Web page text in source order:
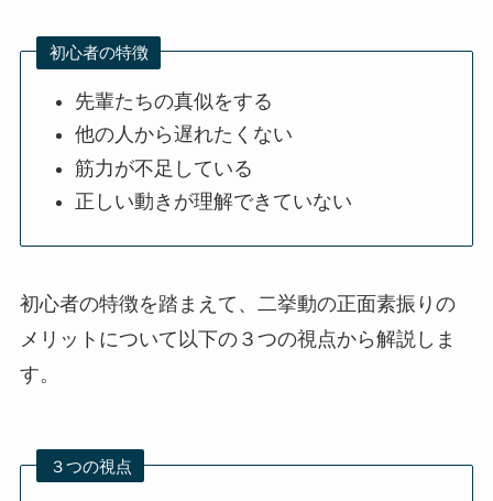
初心者の特徴
先輩たちの真似をする
他の人から遅れたくない
筋力が不足している
正しい動きが理解できていない
初心者の特徴を踏まえて、二挙動の正面素振りの
メリットについて以下の３つの視点から解説しま
す。
３つの視点